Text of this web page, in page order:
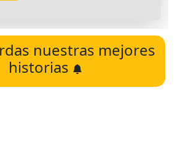
nuestras mejores
historias